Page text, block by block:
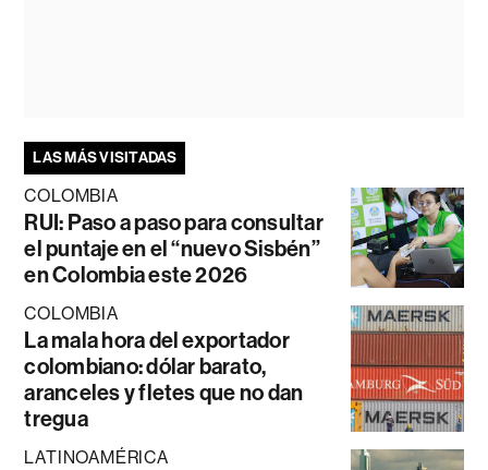
LAS MÁS VISITADAS
COLOMBIA
RUI: Paso a paso para consultar
el puntaje en el “nuevo Sisbén”
en Colombia este 2026
COLOMBIA
La mala hora del exportador
colombiano: dólar barato,
aranceles y fletes que no dan
tregua
LATINOAMÉRICA